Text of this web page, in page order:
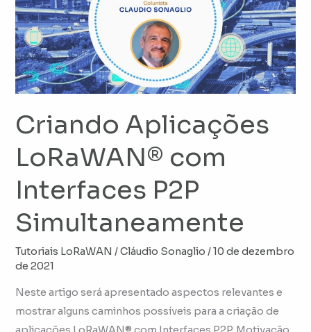
Criando Aplicações
LoRaWAN® com
Interfaces P2P
Simultaneamente
Tutoriais LoRaWAN /Cláudio Sonaglio/10 de dezembro
de 2021
Neste artigo será apresentado aspectos relevantes e
mostrar alguns caminhos possíveis para a criação de
com
Interfaces
P2P
Simultaneamente